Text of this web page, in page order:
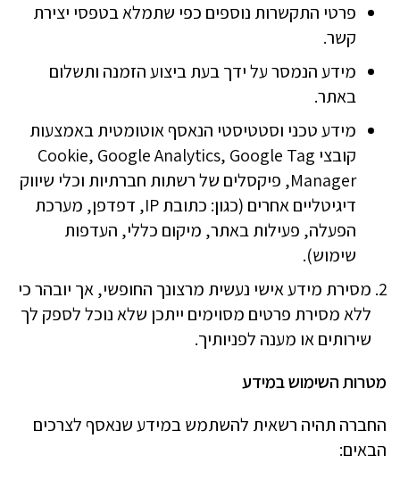
פרטי התקשרות נוספים כפי שתמלא בטפסי יצירת
קשר.
מידע הנמסר על ידך בעת ביצוע הזמנה ותשלום
באתר.
מידע טכני וסטטיסטי הנאסף אוטומטית באמצעות
קובצי Cookie, Google Analytics, Google Tag
Manager, פיקסלים של רשתות חברתיות וכלי שיווק
דיגיטליים אחרים (כגון: כתובת IP, דפדפן, מערכת
הפעלה, פעילות באתר, מיקום כללי, העדפות
שימוש).
מסירת מידע אישי נעשית מרצונך החופשי, אך יובהר כי
ללא מסירת פרטים מסוימים ייתכן שלא נוכל לספק לך
שירותים או מענה לפניותיך.
מטרות השימוש במידע
החברה תהיה רשאית להשתמש במידע שנאסף לצרכים
הבאים: